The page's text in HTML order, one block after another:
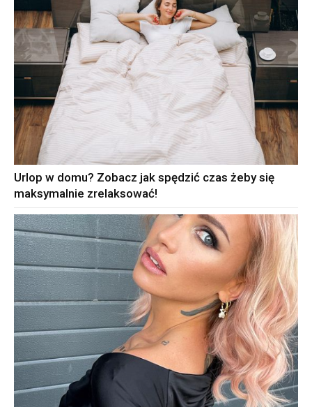
Urlop w domu? Zobacz jak spędzić czas żeby się
maksymalnie zrelaksować!